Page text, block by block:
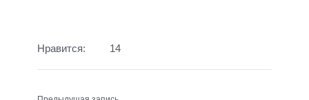
Нравится: 14